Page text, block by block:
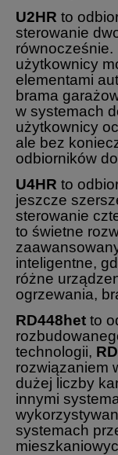
U2HR to
sterowanie
równocześnie.
użytkownicy
elementami
brama
w systemach
użytkownicy
ale bez
odbiorników
U4HR to
jeszcze
sterowanie
to świetne
inteligentne,
różne
ogrzewania,
RD448het to
technologii,
rozwiązaniem
dużej liczby
innymi
systemach